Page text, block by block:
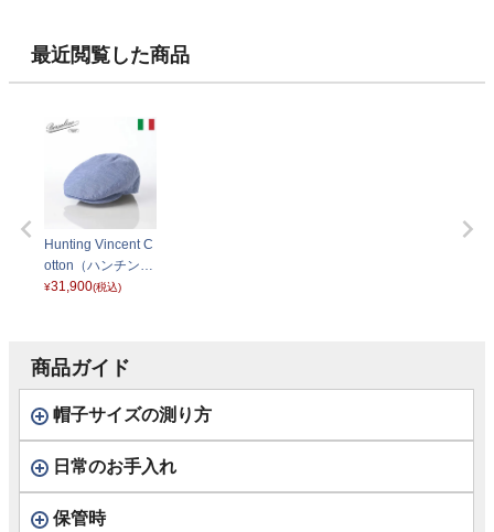
最近閲覧した商品
Hunting Vincent C
otton（ハンチング
ヴィンセント コッ
¥31,900(税込)
商品ガイド
帽子サイズの測り方
日常のお手入れ
保管時